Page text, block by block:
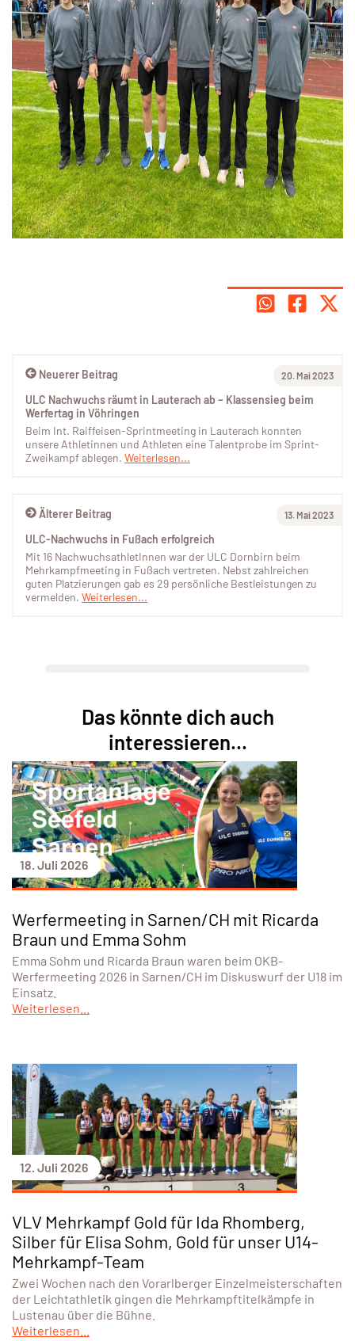
Älterer Beitrag 13. Mai 2023
ULC-Nachwuchs in Fußach erfolgreich
Mit 16 NachwuchsathletInnen war der ULC Dornbirn beim
Mehrkampfmeeting in Fußach vertreten. Nebst zahlreichen
guten Platzierungen gab es 29 persönliche Bestleistungen zu
vermelden. Weiterlesen...
Neuerer Beitrag 20. Mai 2023
ULC Nachwuchs räumt in Lauterach ab – Klassensieg beim
Werfertag in Vöhringen
Beim Int. Raiffeisen-Sprintmeeting in Lauterach konnten
unsere Athletinnen und Athleten eine Talentprobe im Sprint-
Zweikampf ablegen. Weiterlesen...
Das könnte dich auch
interessieren...
18. Juli 2026
Werfermeeting in Sarnen/CH mit Ricarda
Braun und Emma Sohm
Emma Sohm und Ricarda Braun waren beim OKB-
Werfermeeting 2026 in Sarnen/CH im Diskuswurf der U18 im
Einsatz.
Weiterlesen...
12. Juli 2026
VLV Mehrkampf Gold für Ida Rhomberg,
Silber für Elisa Sohm, Gold für unser U14-
Mehrkampf-Team
Zwei Wochen nach den Vorarlberger Einzelmeisterschaften
der Leichtathletik gingen die Mehrkampftitelkämpfe in
Lustenau über die Bühne.
Weiterlesen...